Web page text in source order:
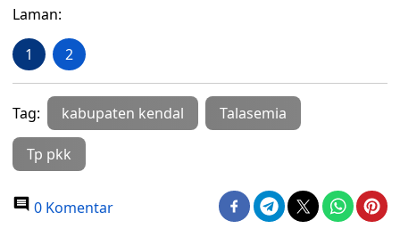
Laman:
1 2
Tag: kabupaten kendal Talasemia
Tp pkk
0 Komentar